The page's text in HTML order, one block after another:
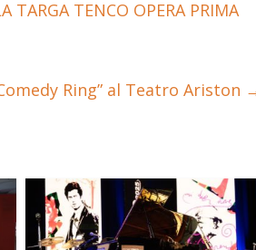
TARGA TENCO OPERA PRIMA
Ring” al Teatro Ariston